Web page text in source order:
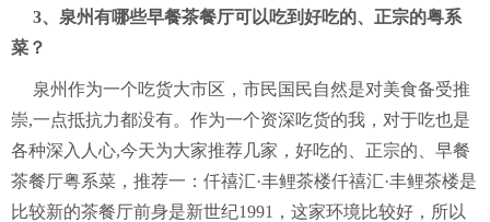
3、泉州有哪些早餐茶餐厅可以吃到好吃的、正宗的粤系
菜？
泉州作为一个吃货大市区，市民国民自然是对美食备受推
崇,一点抵抗力都没有。作为一个资深吃货的我，对于吃也是
各种深入人心,今天为大家推荐几家，好吃的、正宗的、早餐
茶餐厅粤系菜，推荐一：仟禧汇·丰鲤茶楼仟禧汇·丰鲤茶楼是
比较新的茶餐厅前身是新世纪1991，这家环境比较好，所以